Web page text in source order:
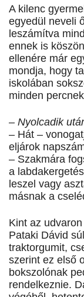
A kilenc
egyedül neveli
leszámítva
ennek is
ellenére már
mondja, hogy
iskolában
minden
– Nyolcadik
– Hát –
eljárok
– Szakmára
a
leszel vagy
másnak a
Kint az
Pataki Dávid
traktorgumit,
szerint ez első
bokszolónak
rendelkeznie.